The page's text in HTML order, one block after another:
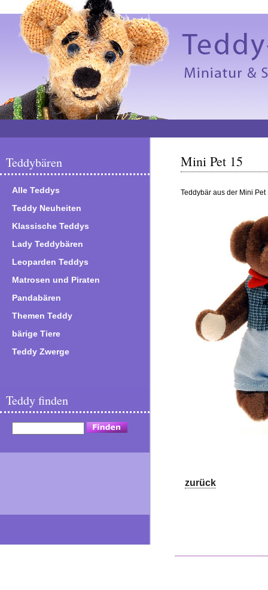
Teddybären
Alle Teddys
Teddy Neuheiten
Klassische Teddys
Lady Teddybären
Leoparden Teddys
Matrosen und Piraten
Pandabären
Themen Teddy
bärige Tiere
Teddy Zwerge
Teddy finden
Mini Pet 15
Teddybär aus der Mini Pet
zurück